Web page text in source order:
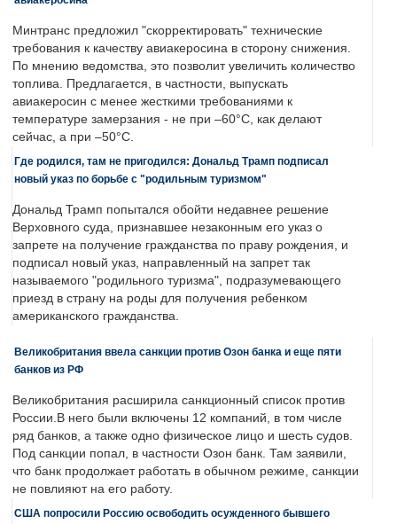
Минтранс предложил "скорректировать" технические
требования к качеству авиакеросина в сторону снижения.
По мнению ведомства, это позволит увеличить количество
топлива. Предлагается, в частности, выпускать
авиакеросин с менее жесткими требованиями к
температуре замерзания - не при –60°C, как делают
сейчас, а при –50°C.
Где родился, там не пригодился: Дональд Трамп подписал
новый указ по борьбе с "родильным туризмом"
Дональд Трамп попытался обойти недавнее решение
Верховного суда, признавшее незаконным его указ о
запрете на получение гражданства по праву рождения, и
подписал новый указ, направленный на запрет так
называемого "родильного туризма", подразумевающего
приезд в страну на роды для получения ребенком
американского гражданства.
Великобритания ввела санкции против Озон банка и еще пяти
банков из РФ
Великобритания расширила санкционный список против
России.В него были включены 12 компаний, в том числе
ряд банков, а также одно физическое лицо и шесть судов.
Под санкции попал, в частности Озон банк. Там заявили,
что банк продолжает работать в обычном режиме, санкции
не повлияют на его работу.
США попросили Россию освободить осужденного бывшего